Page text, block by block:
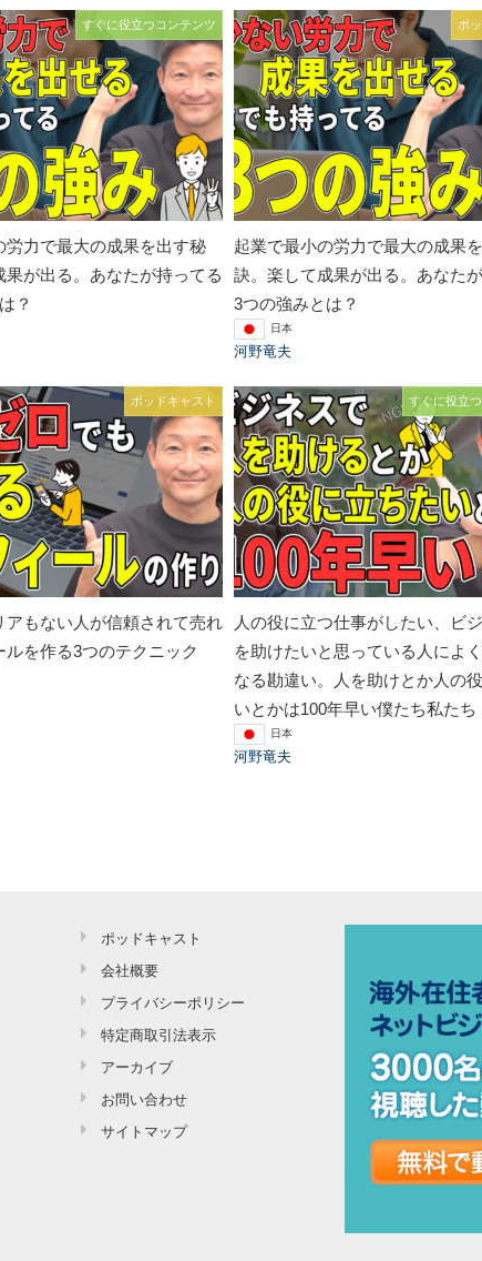
すぐに役立つコンテンツ
労力で最大の成果を出す秘
果が出る。あなたが持ってる
？
ポ
起業で最小の労力で最大の成果
訣。楽して成果が出る。あなた
3つの強みとは？
日本
河野竜夫
ポッドキャスト
アもない人が信頼されて売れ
ルを作る3つのテクニック
すぐに役立
人の役に立つ仕事がしたい、ビ
を助けたいと思っている人によ
なる勘違い。人を助けとか人の
いとかは100年早い僕たち私たち
日本
河野竜夫
ポッドキャスト
会社概要
プライバシーポリシー
特定商取引法表示
アーカイブ
お問い合わせ
サイトマップ